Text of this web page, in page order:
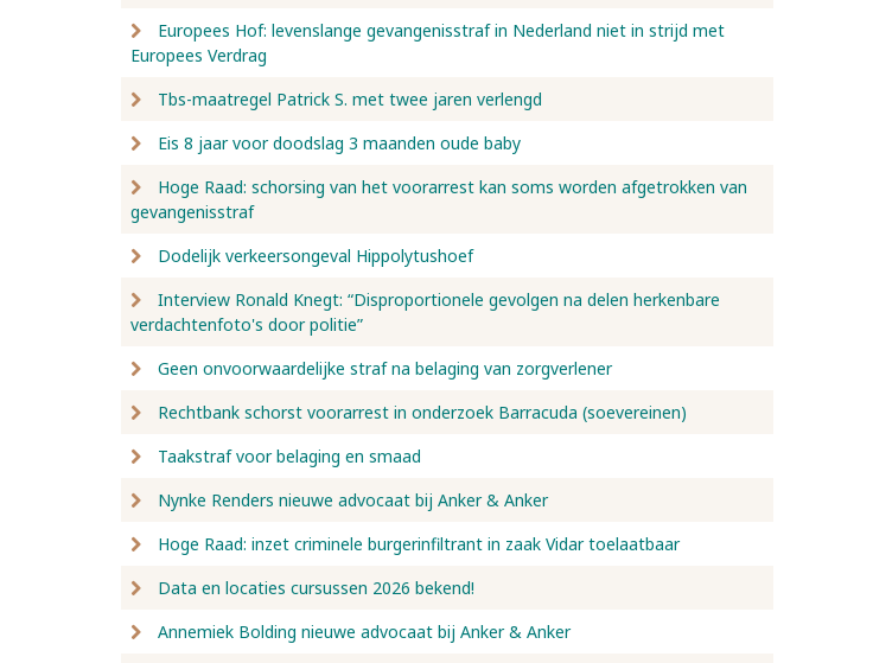
Europees Hof: levenslange gevangenisstraf in Nederland niet in strijd met
Europees Verdrag
Tbs-maatregel Patrick S. met twee jaren verlengd
Eis 8 jaar voor doodslag 3 maanden oude baby
Hoge Raad: schorsing van het voorarrest kan soms worden afgetrokken van
gevangenisstraf
Dodelijk verkeersongeval Hippolytushoef
Interview Ronald Knegt: “Disproportionele gevolgen na delen herkenbare
verdachtenfoto's door politie”
Geen onvoorwaardelijke straf na belaging van zorgverlener
Rechtbank schorst voorarrest in onderzoek Barracuda (soevereinen)
Taakstraf voor belaging en smaad
Nynke Renders nieuwe advocaat bij Anker & Anker
Hoge Raad: inzet criminele burgerinfiltrant in zaak Vidar toelaatbaar
Data en locaties cursussen 2026 bekend!
Annemiek Bolding nieuwe advocaat bij Anker & Anker